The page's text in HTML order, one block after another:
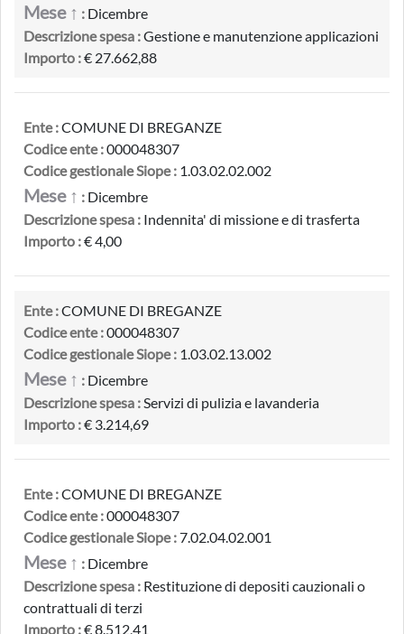
Mese ↑ : Dicembre
Descrizione spesa :Gestione e manutenzione applicazioni
Importo :€ 27.662,88
Ente :COMUNE DI BREGANZE
Codice ente :000048307
Codice gestionale Siope : 1.03.02.02.002
Mese ↑ : Dicembre
Descrizione spesa : Indennita' di missione e di trasferta
Importo :€ 4,00
Ente :COMUNE DI BREGANZE
Codice ente :000048307
Codice gestionale Siope : 1.03.02.13.002
Mese ↑ : Dicembre
Descrizione spesa :Servizi di pulizia e lavanderia
Importo :€ 3.214,69
Ente :COMUNE DI BREGANZE
Codice ente :000048307
Codice gestionale Siope :7.02.04.02.001
Mese ↑ : Dicembre
Descrizione spesa : Restituzione di depositi cauzionali o
contrattuali di terzi
Importo :€ 8.512,41